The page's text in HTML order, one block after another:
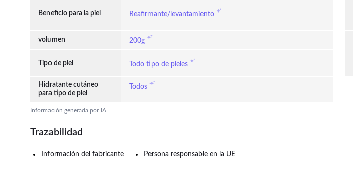
Beneficio para la piel Reafirmante/levantamiento
volumen 200g
Tipo de piel Todo tipo de pieles
Hidratante cutáneo
para tipo de piel
Todos
Información generada por IA
Trazabilidad
Información del fabricante Persona responsable en la UE